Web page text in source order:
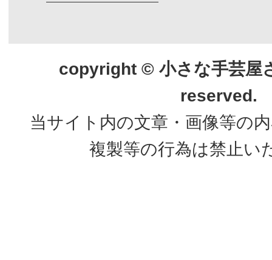
copyright © 小さな手芸屋
reserved.
当サイト内の文章・画像等の
複製等の行為は禁止い